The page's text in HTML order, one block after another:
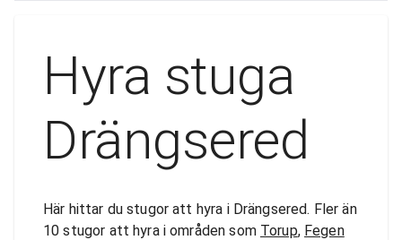
Hyra stuga
Drängsered
Här hittar du stugor att hyra i Drängsered. Fler än
10 stugor att hyra i områden som Torup, Fegen